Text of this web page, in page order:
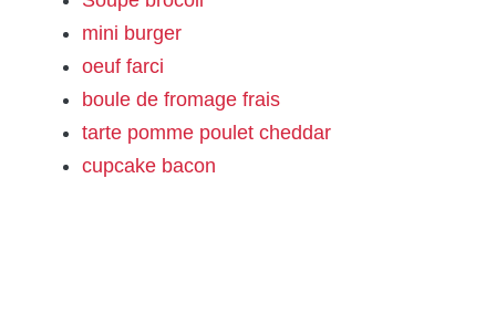
mini burger
oeuf farci
boule de fromage frais
tarte pomme poulet cheddar
cupcake bacon